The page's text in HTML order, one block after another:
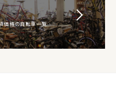
価格の自転車一覧